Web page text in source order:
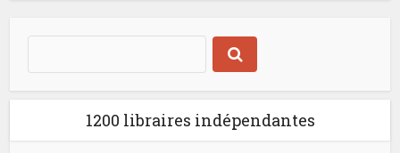
1200 libraires indépendantes